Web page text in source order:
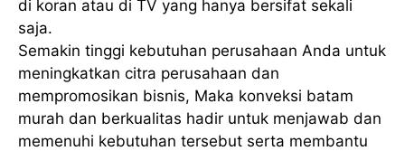
di koran atau di TV yang hanya bersifat sekali
saja.
Semakin tinggi kebutuhan perusahaan Anda untuk
meningkatkan citra perusahaan dan
mempromosikan bisnis, Maka konveksi batam
murah dan berkualitas hadir untuk menjawab dan
memenuhi kebutuhan tersebut serta membantu